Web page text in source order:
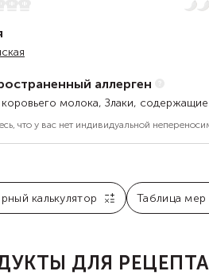
аллерген
молока, Злаки,
что у вас нет индивидуальной
калькулятор Таблица мер
ДЛЯ РЕЦЕПТА